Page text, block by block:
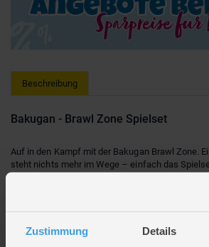
Zustimmung Details
Beschreibung
Bakugan - Brawl Zone Spielset
Auf in den Kampf mit der Bakugan Brawl Zone.
steht nichts mehr im Wege – einfach das
Bakugan in das Battle, an dem bis zu 6
(weitere Bakugan separat erhältlich). Für
Spielset lässt sich zusammenfalten, kompakt